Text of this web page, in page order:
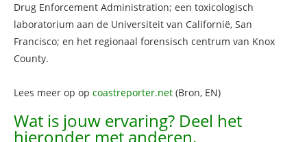
Drug Enforcement Administration; een toxicologisch
laboratorium aan de Universiteit van Californië, San
Francisco; en het regionaal forensisch centrum van Knox
County.
Lees meer op op coastreporter.net (Bron, EN)
Wat is jouw ervaring? Deel het
hieronder met anderen.